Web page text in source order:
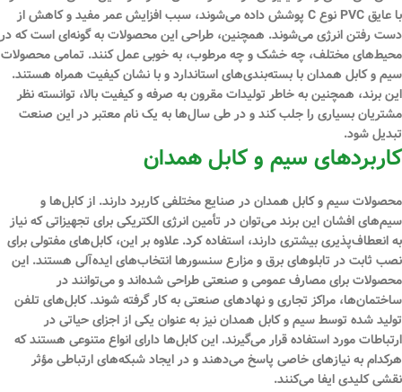
با عایق PVC نوع C پوشش داده می‌شوند، سبب افزایش عمر مفید و کاهش از
دست رفتن انرژی می‌شوند. همچنین، طراحی این محصولات به گونه‌ای است که در
محیط‌های مختلف، چه خشک و چه مرطوب، به خوبی عمل کنند. تمامی محصولات
سیم و کابل همدان با بسته‌بندی‌های استاندارد و با نشان کیفیت همراه هستند.
این برند، همچنین به خاطر تولیدات مقرون به صرفه و کیفیت بالا، توانسته نظر
مشتریان بسیاری را جلب کند و در طی سال‌ها به یک نام معتبر در این صنعت
تبدیل شود.
کاربردهای سیم و کابل همدان
محصولات سیم و کابل همدان در صنایع مختلفی کاربرد دارند. از کابل‌ها و
سیم‌های افشان این برند می‌توان در تأمین انرژی الکتریکی برای تجهیزاتی که نیاز
به انعطاف‌پذیری بیشتری دارند، استفاده کرد. علاوه بر این، کابل‌های مفتولی برای
نصب ثابت در تابلوهای برق و مزارع سنسورها انتخاب‌های ایده‌آلی هستند. این
محصولات برای مصارف عمومی و صنعتی طراحی شده‌اند و می‌توانند در
ساختمان‌ها، مراکز تجاری و نهادهای صنعتی به کار گرفته شوند. کابل‌های تلفن
تولید شده توسط سیم و کابل همدان نیز به عنوان یکی از اجزای حیاتی در
ارتباطات مورد استفاده قرار می‌گیرند. این کابل‌ها دارای انواع متنوعی هستند که
هرکدام به نیازهای خاصی پاسخ می‌دهند و در ایجاد شبکه‌های ارتباطی مؤثر
نقشی کلیدی ایفا می‌کنند.